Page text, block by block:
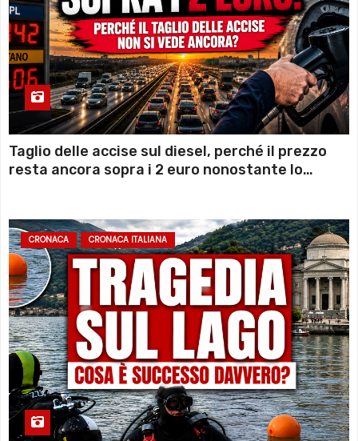
Taglio delle accise sul diesel, perché il prezzo
resta ancora sopra i 2 euro nonostante lo
CRONACA CRONACA ITALIANA